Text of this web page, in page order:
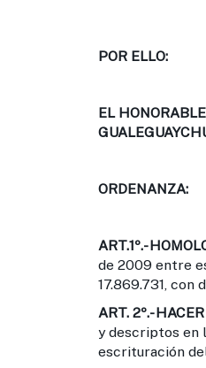
POR ELLO:
EL
ORDENANZA:
ART.1º.-
de 2009 entre
17.869.731, con
ART. 2º.-HACER
y descriptos en
escrituración